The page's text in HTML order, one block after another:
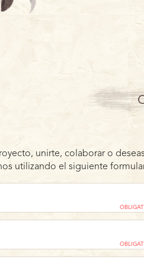
unirte, colaborar o
utilizando el siguiente